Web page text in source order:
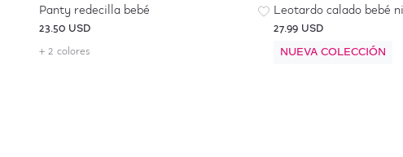
Panty redecilla bebé
23.50 USD
+ 2 colores
Leotardo calado bebé
27.99 USD
NUEVA COLECCIÓN